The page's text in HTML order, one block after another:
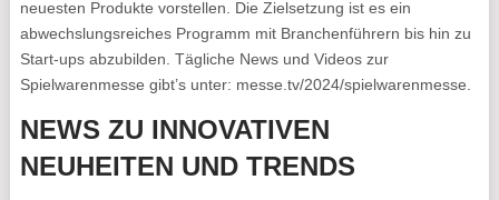
neuesten Produkte vorstellen. Die Zielsetzung ist es ein
abwechslungsreiches Programm mit Branchenführern bis hin zu
Start-ups abzubilden. Tägliche News und Videos zur
Spielwarenmesse gibt’s unter: messe.tv/2024/spielwarenmesse.
NEWS ZU INNOVATIVEN
NEUHEITEN UND TRENDS